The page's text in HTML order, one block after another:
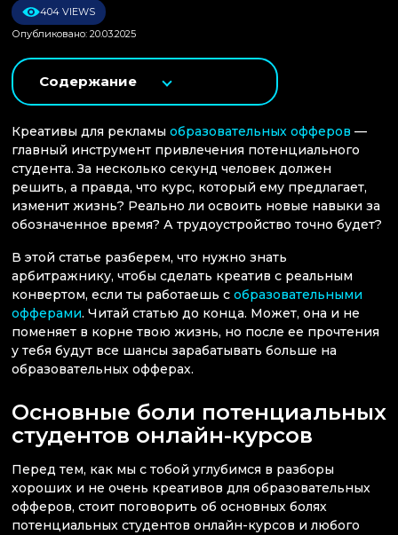
404 VIEWS
Опубликовано: 20.03.2025
Содержание
Креативы для рекламы образовательных офферов —
главный инструмент привлечения потенциального
студента. За несколько секунд человек должен
решить, а правда, что курс, который ему предлагает,
изменит жизнь? Реально ли освоить новые навыки за
обозначенное время? А трудоустройство точно будет?
В этой статье разберем, что нужно знать
арбитражнику, чтобы сделать креатив с реальным
конвертом, если ты работаешь с образовательными
офферами. Читай статью до конца. Может, она и не
поменяет в корне твою жизнь, но после ее прочтения
у тебя будут все шансы зарабатывать больше на
образовательных офферах.
Основные боли потенциальных
студентов онлайн-курсов
Перед тем, как мы с тобой углубимся в разборы
хороших и не очень креативов для образовательных
офферов, стоит поговорить об основных болях
потенциальных студентов онлайн-курсов и любого